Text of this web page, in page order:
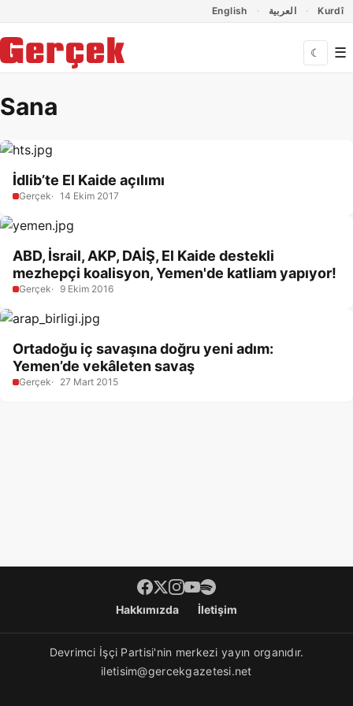
English العربية Kurdî
☾ ☰
Sana
İdlib’te El Kaide açılımı
Gerçek 14 Ekim 2017
ABD, İsrail, AKP, DAİŞ, El Kaide destekli
mezhepçi koalisyon, Yemen'de katliam yapıyor!
Gerçek 9 Ekim 2016
Ortadoğu iç savaşına doğru yeni adım:
Yemen’de vekâleten savaş
Gerçek 27 Mart 2015
Footer menüHakkımızda İletişim
Devrimci İşçi Partisi'nin merkezi yayın organıdır.
iletisim@gercekgazetesi.net